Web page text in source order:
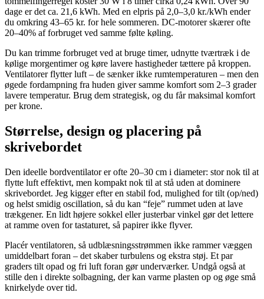
dage er det ca. 21,6 kWh. Med en elpris på 2,0–3,0 kr./kWh ender
du omkring 43–65 kr. for hele sommeren. DC-motorer skærer ofte
20–40% af forbruget ved samme følte køling.
Du kan trimme forbruget ved at bruge timer, udnytte tværtræk i de
kølige morgentimer og køre lavere hastigheder tættere på kroppen.
Ventilatorer flytter luft – de sænker ikke rumtemperaturen – men den
øgede fordampning fra huden giver samme komfort som 2–3 grader
lavere temperatur. Brug dem strategisk, og du får maksimal komfort
per krone.
Størrelse, design og placering på
skrivebordet
Den ideelle bordventilator er ofte 20–30 cm i diameter: stor nok til at
flytte luft effektivt, men kompakt nok til at stå uden at dominere
skrivebordet. Jeg kigger efter en stabil fod, mulighed for tilt (op/ned)
og helst smidig oscillation, så du kan “feje” rummet uden at lave
trækgener. En lidt højere sokkel eller justerbar vinkel gør det lettere
at ramme oven for tastaturet, så papirer ikke flyver.
Placér ventilatoren, så udblæsningsstrømmen ikke rammer væggen
umiddelbart foran – det skaber turbulens og ekstra støj. Et par
graders tilt opad og fri luft foran gør underværker. Undgå også at
stille den i direkte solbagning, der kan varme plasten op og øge små
knirkelyde over tid.